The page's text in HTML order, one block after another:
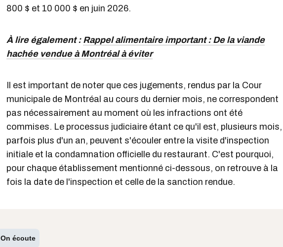
800 $ et 10 000 $ en juin 2026.
À lire également : Rappel alimentaire important : De la viande
hachée vendue à Montréal à éviter
Il est important de noter que ces jugements, rendus par la Cour
municipale de Montréal au cours du dernier mois, ne correspondent
pas nécessairement au moment où les infractions ont été
commises. Le processus judiciaire étant ce qu'il est, plusieurs mois,
parfois plus d'un an, peuvent s'écouler entre la visite d'inspection
initiale et la condamnation officielle du restaurant. C'est pourquoi,
pour chaque établissement mentionné ci-dessous, on retrouve à la
fois la date de l'inspection et celle de la sanction rendue.
On écoute